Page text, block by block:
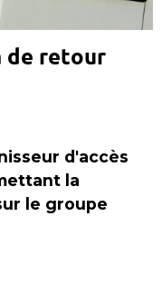
de retour
d'accès
la
le groupe